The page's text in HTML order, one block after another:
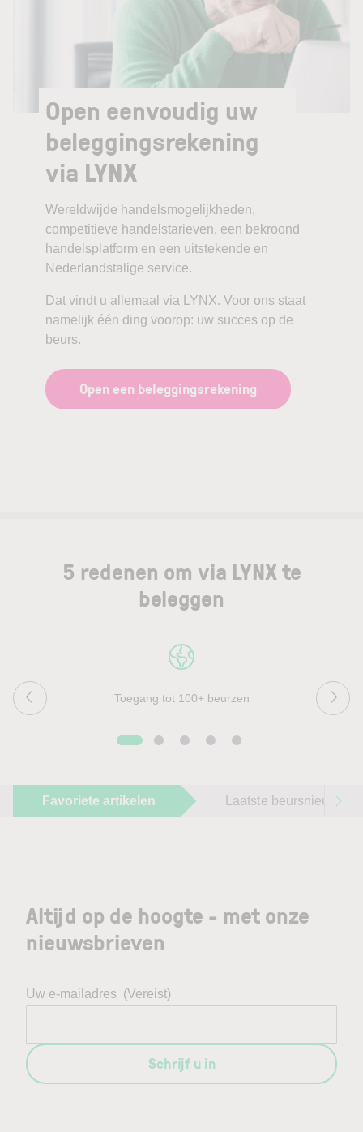
Open eenvoudig uw
beleggingsrekening
via LYNX
Wereldwijde handelsmogelijkheden,
competitieve handelstarieven, een bekroond
handelsplatform en een uitstekende en
Nederlandstalige service.
Dat vindt u allemaal via LYNX. Voor ons staat
namelijk één ding voorop: uw succes op de
beurs.
Open een beleggingsrekening
5 redenen om via LYNX te
beleggen
Toegang tot 100+ beurzen
Favoriete artikelen Laatste beursnieuws
Altijd op de hoogte - met onze
nieuwsbrieven
Uw e-mailadres (Vereist)
Schrijf u in